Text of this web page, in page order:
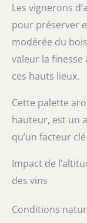
Les vignerons
pour préserver
modérée du
valeur la
ces hauts lieux.
Cette palette
hauteur, est un
qu’un facteur
Impact de
des vins
Conditions